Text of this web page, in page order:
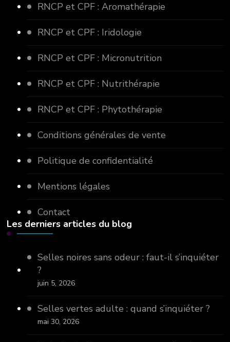
RNCP et CPF : Aromathérapie
RNCP et CPF : Iridologie
RNCP et CPF : Micronutrition
RNCP et CPF : Nutrithérapie
RNCP et CPF : Phytothérapie
Conditions générales de vente
Politique de confidentialité
Mentions légales
Contact
Les derniers articles du blog
Selles noires sans odeur : faut-il s’inquiéter
?
juin 5, 2026
Selles vertes adulte : quand s’inquiéter ?
mai 30, 2026